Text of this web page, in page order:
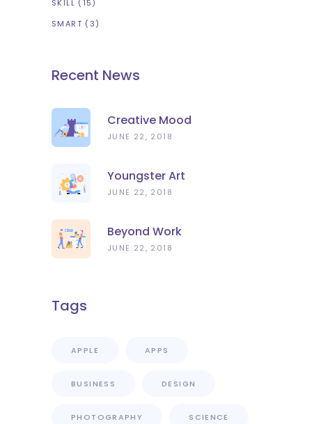
SKILL (15)
SMART (3)
Recent News
Creative Mood
JUNE 22, 2018
Youngster Art
JUNE 22, 2018
Beyond Work
JUNE 22, 2018
Tags
APPLE APPS
BUSINESS DESIGN
PHOTOGRAPHY SCIENCE